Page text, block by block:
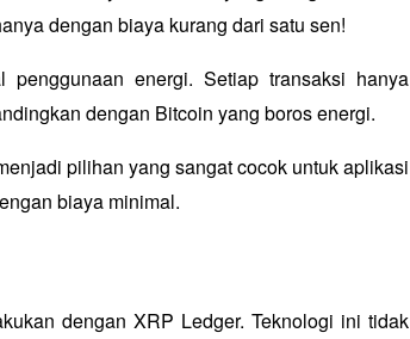
dengan biaya kurang dari satu sen!
energi. Setiap transaksi hanya
dengan Bitcoin yang boros energi.
pilihan yang sangat cocok untuk aplikasi
biaya minimal.
dengan XRP Ledger. Teknologi ini tidak